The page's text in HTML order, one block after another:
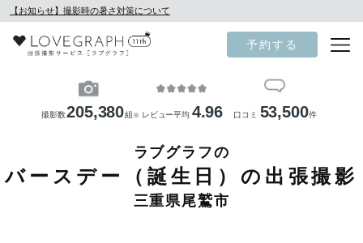
【お知らせ】撮影時の暑さ対策について
予約する
撮影数205,380組 ※ レビュー平均 4.96 口コミ 53,500件
ラブグラフの
バースデー（誕生日）の出張撮影
三重県尾鷲市